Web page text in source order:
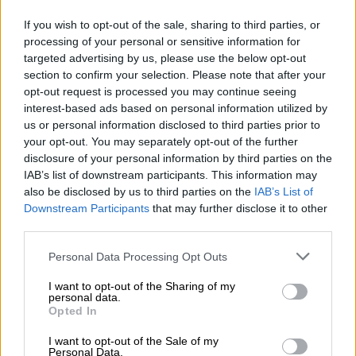
If you wish to opt-out of the sale, sharing to third parties, or
processing of your personal or sensitive information for
targeted advertising by us, please use the below opt-out
section to confirm your selection. Please note that after your
opt-out request is processed you may continue seeing
interest-based ads based on personal information utilized by
us or personal information disclosed to third parties prior to
your opt-out. You may separately opt-out of the further
disclosure of your personal information by third parties on the
IAB’s list of downstream participants. This information may
also be disclosed by us to third parties on the IAB’s List of
Downstream Participants that may further disclose it to other
Please note that this website/app uses one or more Google
not limited to your visit or usage behaviour. You may click to
grant or deny consent to Google and its third-party tags to
use your data for below specified purposes in below Google
consent section.
Personal Data Processing Opt Outs
I want to opt-out of the Sharing of my
personal data.
Opted In
I want to opt-out of the Sale of my
Personal Data.
κινητοποίησης, χρησιμοποιώντας υψηλούς
τόνους για τις εξελίξεις στη Μέση Ανατολή.
Όπως τονίζουν χαρακτηριστικά, «σε μια
περίοδο πουο πόλεμος επεκτείνεται και η
γενοκτονία στη Γάζα συνεχίζεται, απαντάμε
συλλογικά», εξηγώντας ότι η αποψινή
πρωτοβουλία δεν έχει μόνο πολιτιστικό
χαρακτήρα, αλλά αποτελεί μια έμπρακτη
παρέμβαση υποστήριξης.
Βασικόςστόχος της συναυλίας, σύμφωνα με
τους διοργανωτές, είναι η στήριξη της νέας
αποστολής του Global Sumud Flotilla
της οποίας θα ξεκινήσει και από την Ελλάδα
με σκοπό «να σπάσει τον